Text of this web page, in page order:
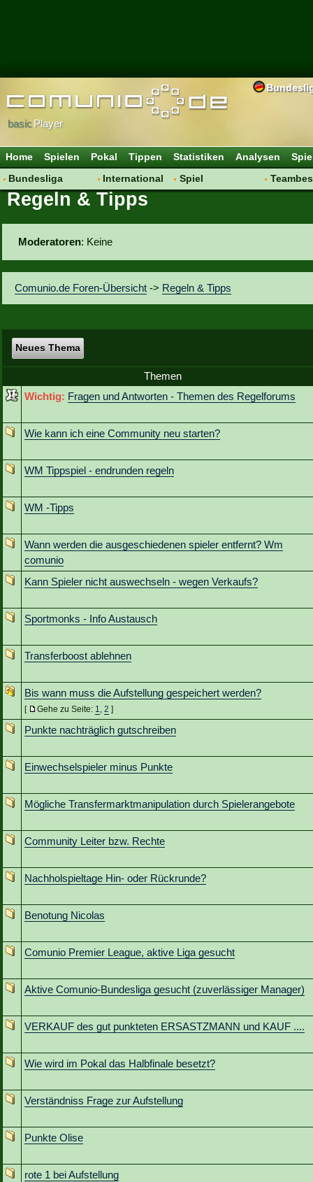
basicPlayer
Home Spielen Pokal Tippen Statistiken Analysen
Bundesliga
Hot News
Spielanalyse
Vereinsfragen
International
Vereine
Spiel
Regeln & Tipps
Moderatoren: Keine
Comunio.de Foren-Übersicht -> Regeln & Tipps
Neues Thema
Themen
Wichtig: Fragen und Antworten - Themen des Regelforums
Wie kann ich eine Community neu starten?
WM Tippspiel - endrunden regeln
WM -Tipps
Wann werden die ausgeschiedenen spieler entfernt? Wm
comunio
Kann Spieler nicht auswechseln - wegen Verkaufs?
Sportmonks - Info Austausch
Transferboost ablehnen
Bis wann muss die Aufstellung gespeichert werden?
[ Gehe zu Seite: 1, 2 ]
Punkte nachträglich gutschreiben
Einwechselspieler minus Punkte
Mögliche Transfermarktmanipulation durch Spielerangebote
Community Leiter bzw. Rechte
Nachholspieltage Hin- oder Rückrunde?
Benotung Nicolas
Comunio Premier League, aktive Liga gesucht
Aktive Comunio-Bundesliga gesucht (zuverlässiger Manager)
VERKAUF des gut punkteten ERSASTZMANN und KAUF ....
Wie wird im Pokal das Halbfinale besetzt?
Verständniss Frage zur Aufstellung
Punkte Olise
rote 1 bei Aufstellung